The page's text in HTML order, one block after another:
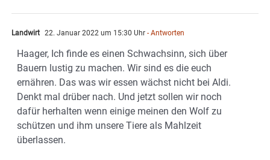
Landwirt 22. Januar 2022 um 15:30 Uhr - Antworten
Haager, Ich finde es einen Schwachsinn, sich über
Bauern lustig zu machen. Wir sind es die euch
ernähren. Das was wir essen wächst nicht bei Aldi.
Denkt mal drüber nach. Und jetzt sollen wir noch
dafür herhalten wenn einige meinen den Wolf zu
schützen und ihm unsere Tiere als Mahlzeit
überlassen.